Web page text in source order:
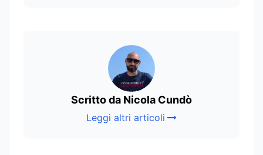
Scritto da Nicola Cundò
Leggi altri articoli